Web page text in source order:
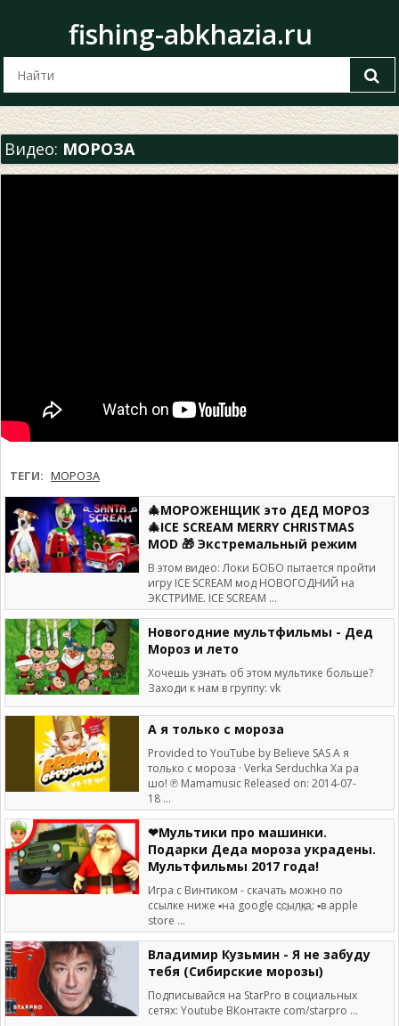
fishing-abkhazia.ru
Видео: МОРОЗА
ТЕГИ: МОРОЗА
🎄МОРОЖЕНЩИК это ДЕД МОРОЗ
🎄ICE SCREAM MERRY CHRISTMAS
MOD 🎁 Экстремальный режим
В этом видео: Локи БОБО пытается пройти
игру ICE SCREAM мод НОВОГОДНИЙ на
ЭКСТРИМЕ. ICE SCREAM ...
Новогодние мультфильмы - Дед
Мороз и лето
Хочешь узнать об этом мультике больше?
Заходи к нам в группу: vk
А я только с мороза
Provided to YouTube by Believe SAS А я
только с мороза · Verka Serduchka Ха ра
шо! ℗ Mamamusic Released on: 2014-07-
18 ...
❤Мультики про машинки.
Подарки Деда мороза украдены.
Мультфильмы 2017 года!
Игра с Винтиком - скачать можно по
ссылке ниже ▪️на google͎ с͎с͎ы͎л͎к͎а͎⁣⁣: ▪️в apple
store ...
Владимир Кузьмин - Я не забуду
тебя (Сибирские морозы)
Подписывайся на StarPro в социальных
сетях: Youtube ВКонтакте com/starpro ...